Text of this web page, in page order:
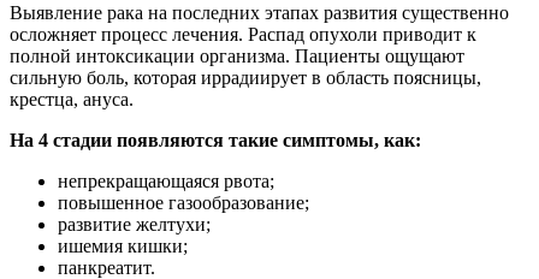
Выявление рака на последних этапах развития существенно
осложняет процесс лечения. Распад опухоли приводит к
полной интоксикации организма. Пациенты ощущают
сильную боль, которая иррадиирует в область поясницы,
крестца, ануса.
На 4 стадии появляются такие симптомы, как:
непрекращающаяся рвота;
повышенное газообразование;
развитие желтухи;
ишемия кишки;
панкреатит.